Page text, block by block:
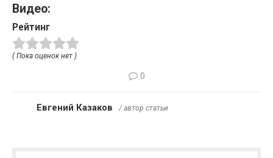
Видео:
Рейтинг
( Пока оценок нет )
0
Евгений Казаков / автор статьи